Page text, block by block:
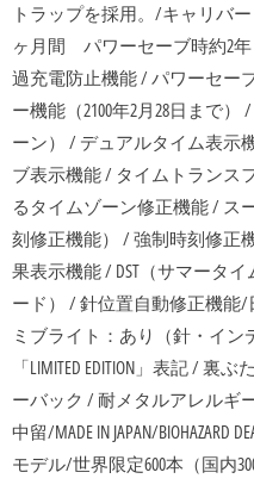
トラップを採用。/キャリバ
ヶ月間 パワーセーブ時約2年
過充電防止機能 / パワーセー
ー機能（2100年2月28日まで
ーン） / デュアルタイム表示
ブ表示機能 / タイムトランス
るタイムゾーン修正機能 / ス
刻修正機能） / 強制時刻修正
果表示機能 / DST（サマータ
ード） / 針位置自動修正機能
ミブライト：あり（針・イ
「LIMITED EDITION」表記 /
ーバック / 耐メタルアレルギ
中留/MADE IN JAPAN/
モデル/世界限定600本（国内